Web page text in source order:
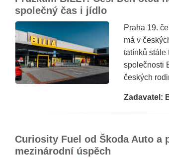
společný čas i jídlo
Praha 19.
má v
tatínků stále
společnosti
českých
Zadavatel:
Curiosity Fuel od Škoda Auto a
mezinárodní úspěch